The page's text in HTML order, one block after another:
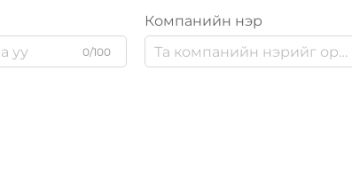
0/100
Компанийн нэр